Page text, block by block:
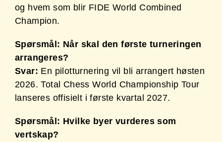
og hvem som blir FIDE World Combined
Champion.
Spørsmål: Når skal den første turneringen
arrangeres?
Svar: En pilotturnering vil bli arrangert høsten
2026. Total Chess World Championship Tour
lanseres offisielt i første kvartal 2027.
Spørsmål: Hvilke byer vurderes som
vertskap?